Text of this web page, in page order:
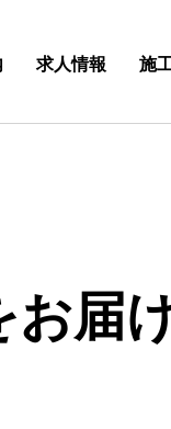
求人情報 施
お届